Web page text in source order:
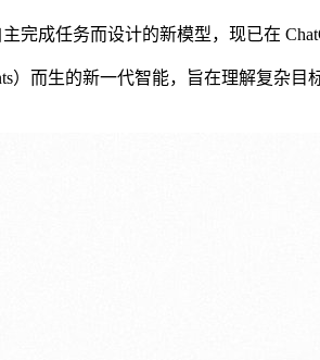
完成任务而设计的新模型，现已在
）而生的新一代智能，旨在理解复杂